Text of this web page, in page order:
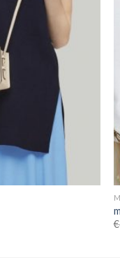
€